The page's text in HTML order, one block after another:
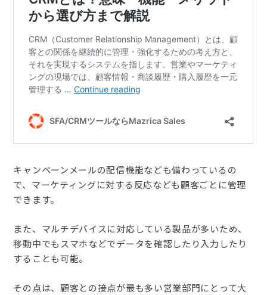
キャンペーンメールの配信機能なども備わっているの
で、マーケティングに対する反応なども顧客ごとに管理
できます。
また、マルチデバイスに対応している製品が多いため、
移動中でもスマホなどでデータを確認したり入力したり
することも可能。
その点は、顧客との接点が最も多い営業部門にとって大